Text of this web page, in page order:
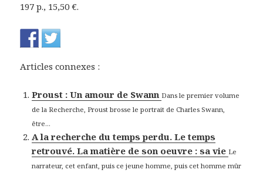
197 p., 15,50 €.
Articles connexes :
Proust : Un amour de Swann Dans le premier volume
de la Recherche, Proust brosse le portrait de Charles Swann,
être...
A la recherche du temps perdu. Le temps
retrouvé. La matière de son oeuvre : sa vie Le
narrateur, cet enfant, puis ce jeune homme, puis cet homme mûr